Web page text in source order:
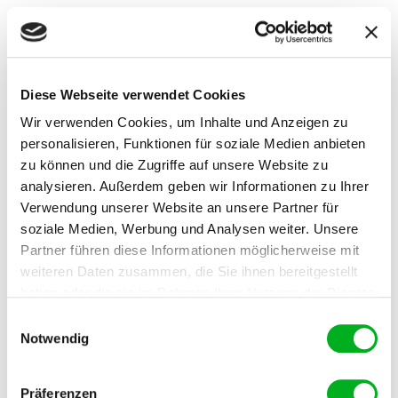
Diese Webseite verwendet Cookies
Wir verwenden Cookies, um Inhalte und Anzeigen zu
personalisieren, Funktionen für soziale Medien anbieten
zu können und die Zugriffe auf unsere Website zu
analysieren. Außerdem geben wir Informationen zu Ihrer
Verwendung unserer Website an unsere Partner für
soziale Medien, Werbung und Analysen weiter. Unsere
Partner führen diese Informationen möglicherweise mit
weiteren Daten zusammen, die Sie ihnen bereitgestellt
Cookies werden Ihre personenbezogenen Daten in
Notwendig
Präferenzen
WUXAL
Aminoplant besteht aus natürlichen, rein
pflanzlichen Inhaltsstoffen. Das gesunde Wachstum
Agrarkulturen wird gefördert. WUXAL Aminoplant
und abiotischen Streßsituationen. Eine regelmäßige
Anwendung von WUXAL Aminoplant bewirkt ein
gesundes Wachstum der Pflanzen und somit auch eine
®
Aminoplant enthält pflanzliche Aminosäuren, welche
der Pflanze direkt als Bausteine dienen. Dadurch wird
insbesondere auch das Wurzelwachstum gefördert.
WUXAL ®Aminoplant reguliert den pH-Wert der
Spritzbrühe in den leicht sauren Bereich und fördert
die Netz- und Haftfähigkeit.
Gemüsebau, Obstbau,